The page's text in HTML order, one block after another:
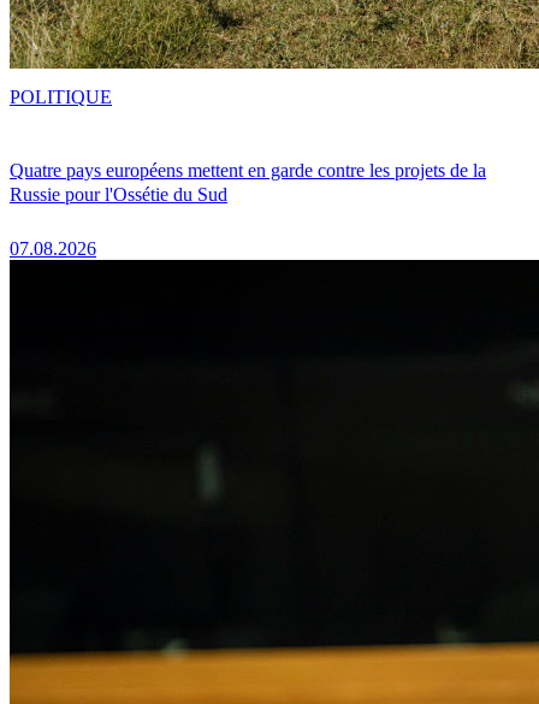
Quatre pays européens mettent en garde contre les projets de la
Russie pour l'Ossétie du Sud
07.08.2026
POLITIQUE